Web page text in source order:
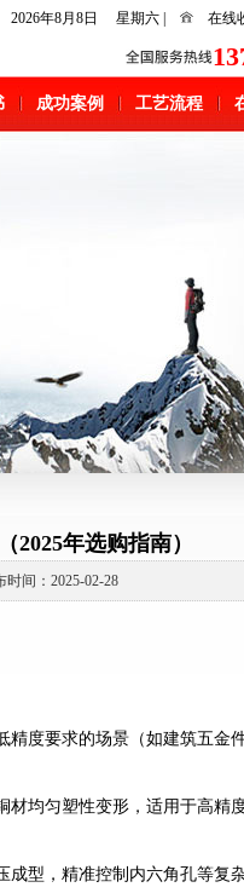
2026年8月8日 星期六 | 在线
成功案例 工艺流程
2025年选购指南）
间：2025-02-28
精度要求的场景（如建筑五金
材均匀塑性变形，适用于高精
成型，精准控制内六角孔等复